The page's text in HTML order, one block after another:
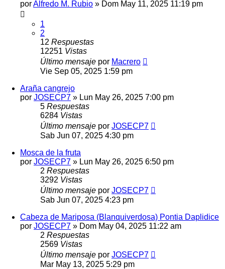
porAlfredo M. Rubio » Dom May 11, 2025 11:19 pm
1
2
12 Respuestas
12251 Vistas
Último mensaje por Macrero
Vie Sep 05, 2025 1:59 pm
Araña cangrejo
por JOSECP7 » Lun May 26, 2025 7:00 pm
5 Respuestas
6284 Vistas
Último mensaje por JOSECP7
Sab Jun 07, 2025 4:30 pm
Mosca de la fruta
por JOSECP7 » Lun May 26, 2025 6:50 pm
2 Respuestas
3292 Vistas
Último mensaje por JOSECP7
Sab Jun 07, 2025 4:23 pm
Cabeza de Mariposa (Blanquiverdosa) Pontia Daplidice
por JOSECP7 » Dom May 04, 2025 11:22 am
2 Respuestas
2569 Vistas
Último mensaje por JOSECP7
Mar May 13, 2025 5:29 pm